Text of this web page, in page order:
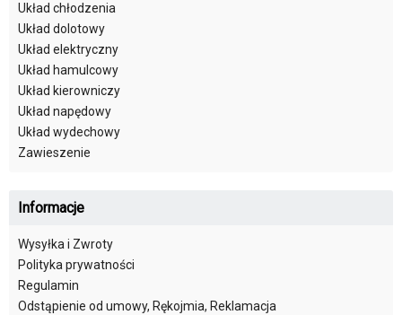
Układ chłodzenia
Układ dolotowy
Układ elektryczny
Układ hamulcowy
Układ kierowniczy
Układ napędowy
Układ wydechowy
Zawieszenie
Informacje
Wysyłka i Zwroty
Polityka prywatności
Regulamin
Odstąpienie od umowy, Rękojmia, Reklamacja